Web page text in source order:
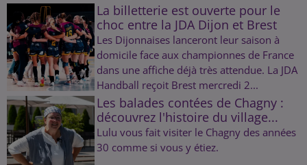
La billetterie est ouverte pour le
choc entre la JDA Dijon et Brest
Les Dijonnaises lanceront leur saison à
domicile face aux championnes de France
dans une affiche déjà très attendue. La JDA
Handball reçoit Brest mercredi 2...
Les balades contées de Chagny :
découvrez l'histoire du village...
Lulu vous fait visiter le Chagny des années
30 comme si vous y étiez.